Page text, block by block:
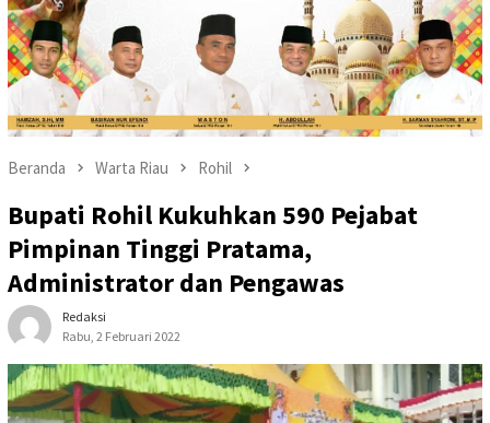
Beranda Warta Riau Rohil
Bupati Rohil Kukuhkan 590 Pejabat
Pimpinan Tinggi Pratama,
Administrator dan Pengawas
Redaksi
Rabu, 2 Februari 2022